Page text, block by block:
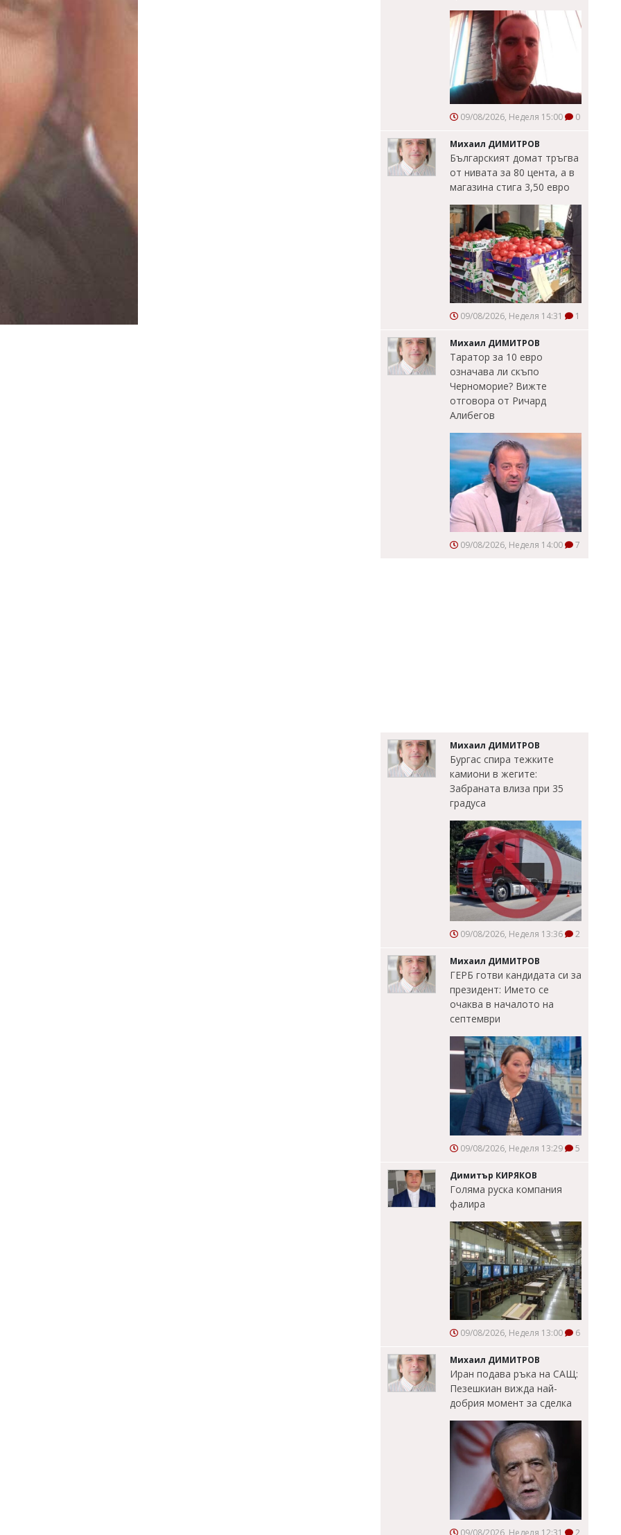
09/08/2026, Неделя 15:00 0
Михаил ДИМИТРОВ
Българският домат тръгва
от нивата за 80 цента, а в
магазина стига 3,50 евро
09/08/2026, Неделя 14:31 1
Михаил ДИМИТРОВ
Таратор за 10 евро
означава ли скъпо
Черноморие? Вижте
отговора от Ричард
Алибегов
09/08/2026, Неделя 14:00 7
Михаил ДИМИТРОВ
Бургас спира тежките
камиони в жегите:
Забраната влиза при 35
градуса
09/08/2026, Неделя 13:36 2
Михаил ДИМИТРОВ
ГЕРБ готви кандидата си за
президент: Името се
очаква в началото на
септември
09/08/2026, Неделя 13:29 5
Димитър КИРЯКОВ
Голяма руска компания
фалира
09/08/2026, Неделя 13:00 6
Михаил ДИМИТРОВ
Иран подава ръка на САЩ:
Пезешкиан вижда най-
добрия момент за сделка
09/08/2026, Неделя 12:31 2